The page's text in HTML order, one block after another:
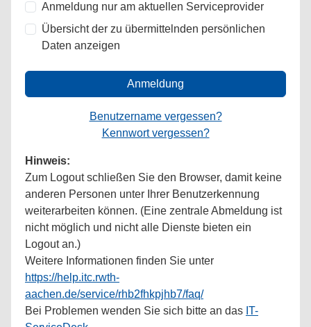
Anmeldung nur am aktuellen Serviceprovider
Übersicht der zu übermittelnden persönlichen
Daten anzeigen
Anmeldung
Benutzername vergessen?
Kennwort vergessen?
Hinweis:
Zum Logout schließen Sie den Browser, damit keine
anderen Personen unter Ihrer Benutzerkennung
weiterarbeiten können. (Eine zentrale Abmeldung ist
nicht möglich und nicht alle Dienste bieten ein
Logout an.)
Weitere Informationen finden Sie unter
https://help.itc.rwth-
aachen.de/service/rhb2fhkpjhb7/faq/
Bei Problemen wenden Sie sich bitte an das IT-